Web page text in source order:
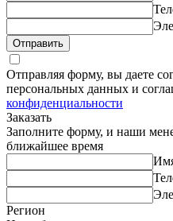
Отправить
Отправляя форму, вы даете
персональных данных и
конфиденциальности
Заказать
Заполните форму, и наши
ближайшее время
Регион